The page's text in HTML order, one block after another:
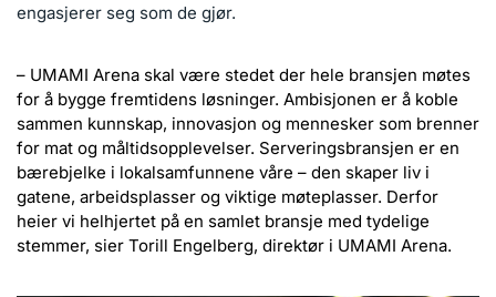
engasjerer seg som de gjør.
– UMAMI Arena skal være stedet der hele bransjen møtes
for å bygge fremtidens løsninger. Ambisjonen er å koble
sammen kunnskap, innovasjon og mennesker som brenner
for mat og måltidsopplevelser. Serveringsbransjen er en
bærebjelke i lokalsamfunnene våre – den skaper liv i
gatene, arbeidsplasser og viktige møteplasser. Derfor
heier vi helhjertet på en samlet bransje med tydelige
stemmer, sier Torill Engelberg, direktør i UMAMI Arena.